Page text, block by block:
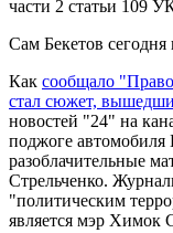
части 2 статьи 109
Сам Бекетов сегодня
Как сообщало
стал сюжет,
новостей "24" на
поджоге автомобиля
разоблачительные
Стрельченко.
"политическим
является мэр Химок